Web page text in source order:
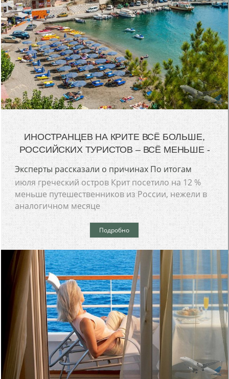
ИНОСТРАНЦЕВ НА КРИТЕ ВСЁ БОЛЬШЕ,
РОССИЙСКИХ ТУРИСТОВ – ВСЁ МЕНЬШЕ -
Эксперты рассказали о причинах По итогам
июля греческий остров Крит посетило на 12 %
меньше путешественников из России, нежели в
аналогичном месяце
Подробно